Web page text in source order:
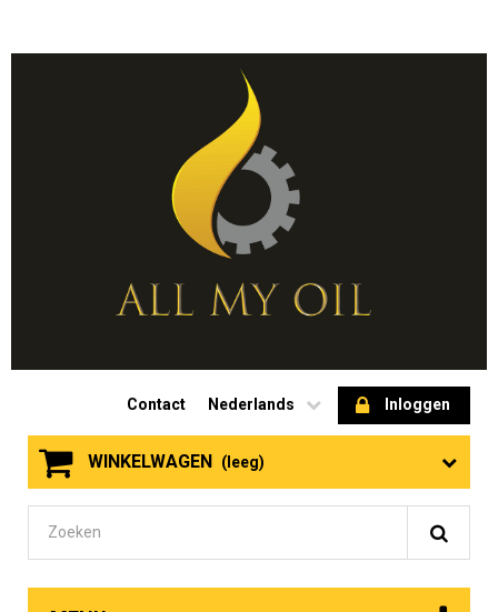
Inloggen
Nederlands
Contact
WINKELWAGEN (leeg)